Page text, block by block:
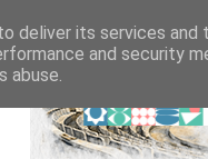
deliver its services and
and security
abuse.